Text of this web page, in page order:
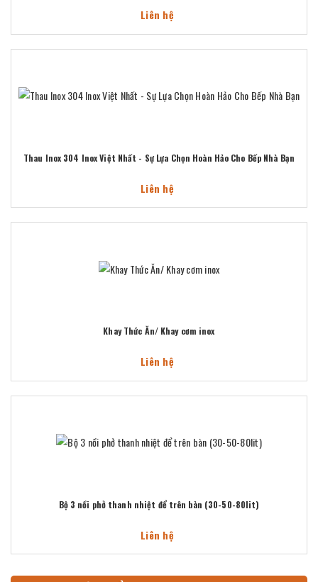
Liên hệ
Thau Inox 304 Inox Việt Nhất - Sự Lựa Chọn Hoàn Hảo Cho Bếp Nhà Bạn
Liên hệ
Khay Thức Ăn/ Khay cơm inox
Liên hệ
Bộ 3 nồi phở thanh nhiệt để trên bàn (30-50-80lit)
Liên hệ